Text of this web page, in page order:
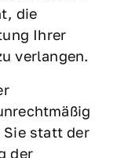
die
Ihrer
verlangen.
statt der
der